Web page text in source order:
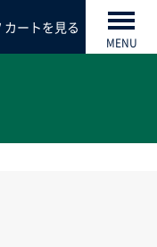
カートを見る
MENU